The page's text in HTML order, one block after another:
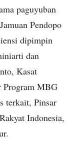
paguyuban
Pendopo
dipimpin
dan
Kasat
Program MBG
terkait, Pinsar
Indonesia,